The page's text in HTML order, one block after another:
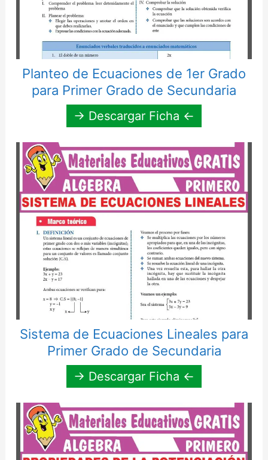
Planteo de Ecuaciones de 1er Grado
para Primer Grado de Secundaria
→ Descargar Ficha ←
Sistema de Ecuaciones Lineales para
Primer Grado de Secundaria
→ Descargar Ficha ←